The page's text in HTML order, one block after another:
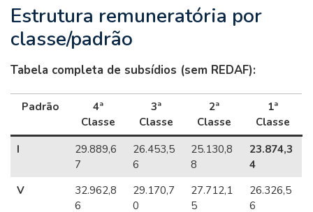
Estrutura remuneratória por
classe/padrão
Tabela completa de subsídios (sem REDAF):
Padrão
4ª
Classe
3ª
Classe
2ª
Classe
1ª
Classe
I
29.889,6
7
26.453,5
6
25.130,8
8
23.874,3
4
V
32.962,8
6
29.170,7
0
27.712,1
5
26.326,5
6